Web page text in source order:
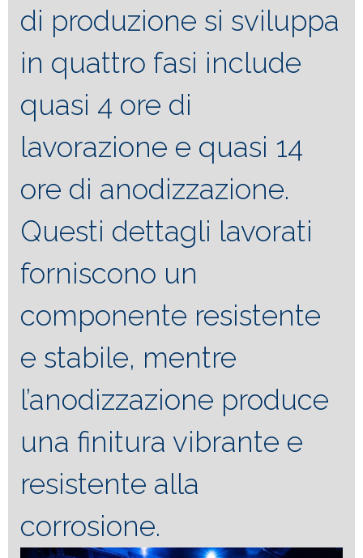
di produzione si sviluppa
in quattro fasi include
quasi 4 ore di
lavorazione e quasi 14
ore di anodizzazione.
Questi dettagli lavorati
forniscono un
componente resistente
e stabile, mentre
l’anodizzazione produce
una finitura vibrante e
resistente alla
corrosione.